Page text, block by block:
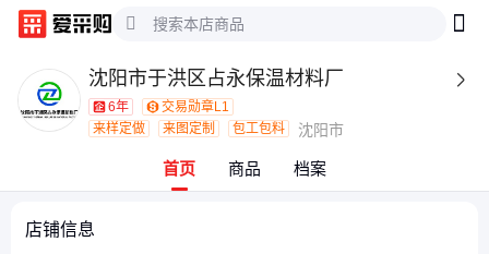
沈阳市于洪区占永保温材料厂 
6年
交易勋章L1
来样定做
来图定制 包工包料 沈阳市
首页 商品 档案
店铺信息